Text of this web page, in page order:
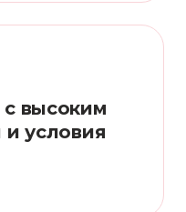
высоким
условия